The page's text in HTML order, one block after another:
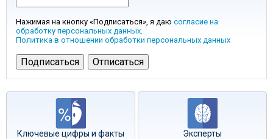
Нажимая на кнопку «Подписаться», я даю согласие на
обработку персональных данных.
Политика в отношении обработки персональных данных
Ключевые цифры и факты Эксперты